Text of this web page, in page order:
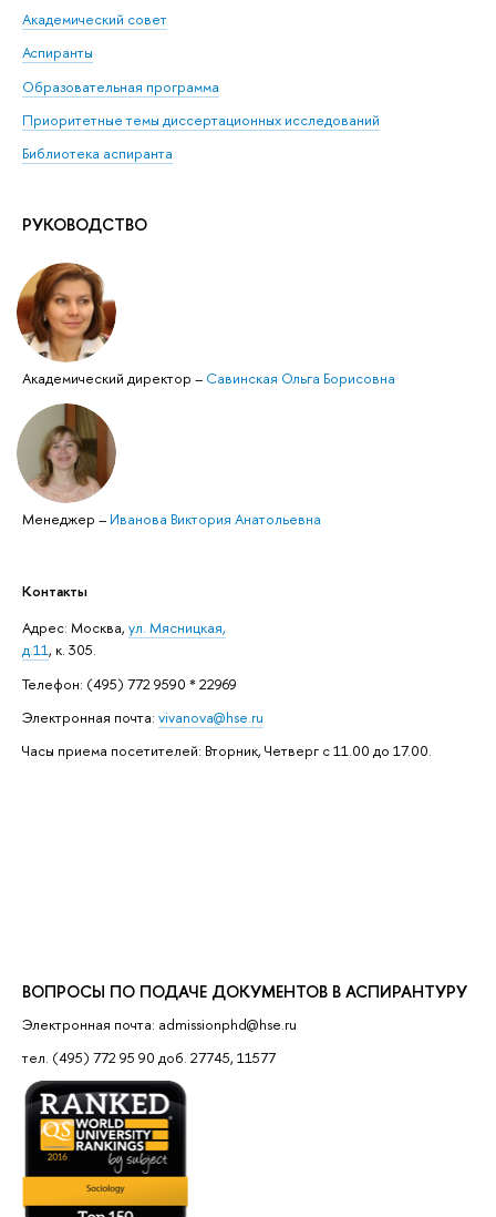
Академический совет
Аспиранты
Образовательная программа
Приоритетные темы диссертационных исследований
Библиотека аспиранта
РУКОВОДСТВО
Академический директор – Савинская Ольга Борисовна
Менеджер – Иванова Виктория Анатольевна
Контакты
Адрес: ​Москва, ул. Мясницкая,
д.11, к. 305.
Телефон: (495) 772 9590 * 22969
Электронная почта: vivanova@hse.ru
Часы приема посетителей: Вторник, Четверг с 11.00 до 17.00.
ВОПРОСЫ ПО ПОДАЧЕ ДОКУМЕНТОВ В АСПИРАНТУРУ
Электронная почта: admissionphd@hse.ru
тел. (495) 772 95 90 доб. 27745, 11577